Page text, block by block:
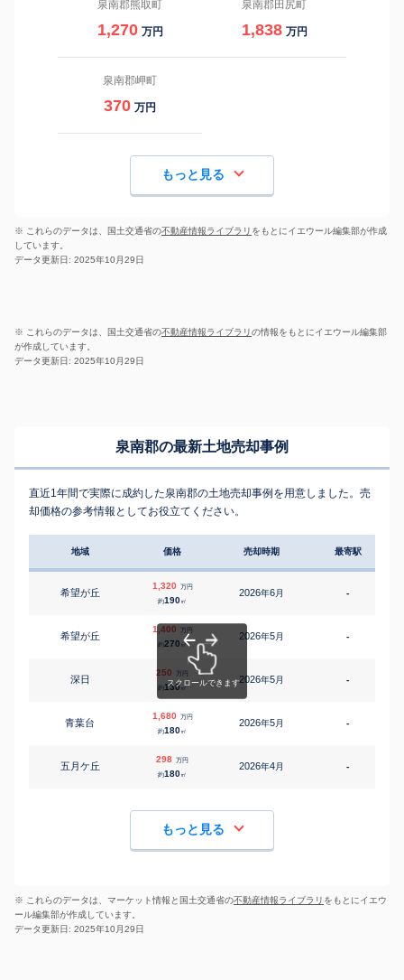
泉南郡熊取町
1,270 万円
泉南郡田尻町
1,838 万円
泉南郡岬町
370 万円
もっと見る
※ これらのデータは、国土交通省の不動産情報ライブラリ をもとにイエウール編集部が作成
しています。
データ更新日: 2025年10月29日
※ これらのデータは、国土交通省の不動産情報ライブラリの情報をもとにイエウール編集部
が作成しています。
データ更新日: 2025年10月29日
泉南郡の最新土地売却事例
直近1年間で実際に成約した泉南郡の土地売却事例を用意しました。売
却価格の参考情報としてお役立てください。
地域 価格 売却時期 最寄駅
希望が丘
1,320 万円
約190㎡
2026年6月 -
希望が丘
1,400 万円
約270 ㎡
2026年5月 -
深日
250 万円
約130㎡
2026年5月 -
青葉台
1,680 万円
約180㎡
2026年5月 -
五月ケ丘
298 万円
約180㎡
2026年4月 -
もっと見る
※ これらのデータは、マーケット情報と国土交通省の不動産情報ライブラリ をもとにイエウ
ール編集部が作成しています。
データ更新日: 2025年10月29日